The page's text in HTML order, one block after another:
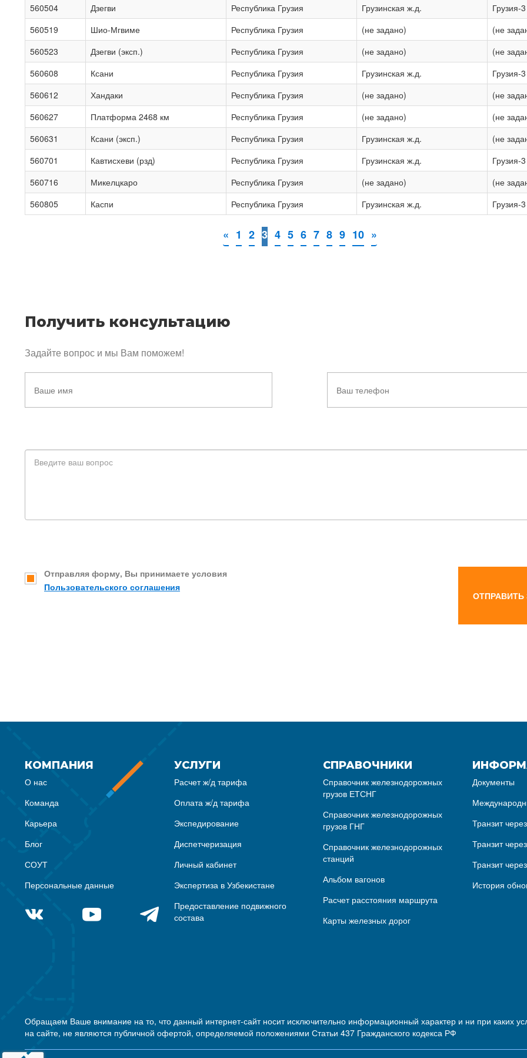
560504
Дзегви Республика Грузия Грузинская ж.д.
Грузия-3
560519
Шио-Мгвиме Республика Грузия (не задано)
(не
560523
Дзегви (эксп.) Республика Грузия (не задано)
(не
560608
Ксани Республика Грузия Грузинская ж.д.
Грузия-3
560612
Хандаки Республика Грузия (не задано)
(не
560627
Платформа 2468 км Республика Грузия (не задано)
(не
560631
Ксани (эксп.) Республика Грузия Грузинская ж.д.
(не
560701
Кавтисхеви (рзд) Республика Грузия Грузинская ж.д.
Грузия-3
560716
Микелцкаро Республика Грузия (не задано)
(не
560805
Каспи Республика Грузия Грузинская ж.д. Грузия-3
« 1 2 3 4 5 6 7 8 9 10 »
Получить консультацию
Задайте вопрос и мы Вам поможем!
Отправляя форму, Вы принимаете условия
Пользовательского соглашения
ОТПРАВИТЬ
КОМПАНИЯ
О нас
Команда
Карьера
Блог
СОУТ
Персональные данные
УСЛУГИ
Расчет ж/д тарифа
Оплата ж/д тарифа
Экспедирование
Диспетчеризация
Личный кабинет
Экспертиза в Узбекистане
Предоставление подвижного
состава
СПРАВОЧНИКИ
Справочник железнодорожных
грузов ЕТСНГ
Справочник железнодорожных
грузов ГНГ
Справочник железнодорожных
станций
Альбом вагонов
Расчет расстояния маршрута
Карты железных дорог
Документы
Транзит
Транзит
Транзит
История
Обращаем Ваше внимание на то, что данный интернет-сайт носит исключительно информационный характер и ни при
на сайте, не являются публичной офертой, определяемой положениями Статьи 437 Гражданского кодекса РФ